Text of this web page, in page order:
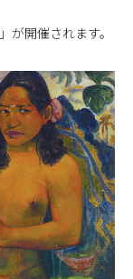
開催されます。